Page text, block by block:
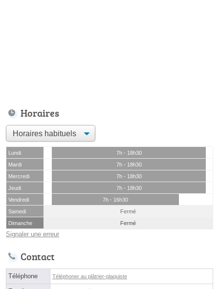
Horaires
Lundi
7h - 18h30
Mardi
7h - 18h30
Mercredi
7h - 18h30
Jeudi
7h - 18h30
Vendredi
7h - 16h30
Samedi
Fermé
Dimanche
Fermé
Signaler une erreur
Contact
Téléphone Téléphoner au plâtrier-plaquiste